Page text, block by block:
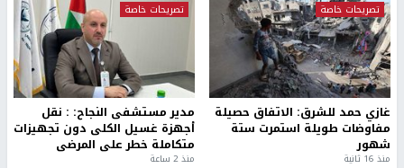
تصريحات خاصة
غازي حمد للشرق: الاتفاق حصيلة
مفاوضات طويلة استمرت ستة
شهور
منذ 16 ثانية
تصريحات خاصة
مدير مستشفى النجاح: : نقل
أجهزة غسيل الكلى دون تجهيزات
متكاملة خطر على المرضى
منذ 2 ساعة